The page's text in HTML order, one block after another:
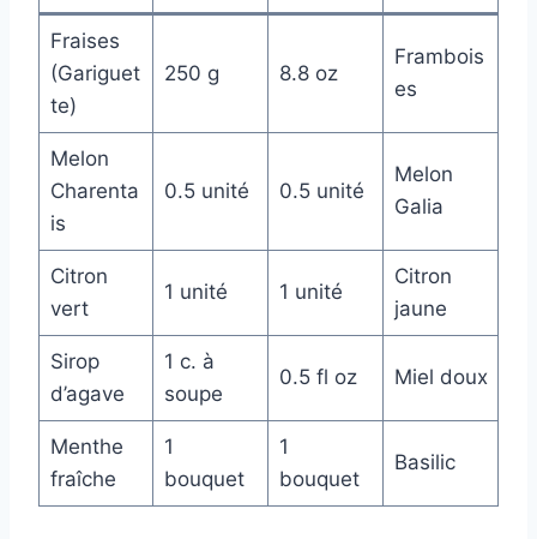
Fraises
(Gariguet
te)
250 g 8.8 oz
Frambois
es
Melon
Charenta
is
0.5 unité 0.5 unité
Melon
Galia
Citron
vert
1 unité 1 unité
Citron
jaune
Sirop
d’agave
1 c. à
soupe
0.5 fl oz Miel doux
Menthe
fraîche
1
bouquet
1
bouquet
Basilic